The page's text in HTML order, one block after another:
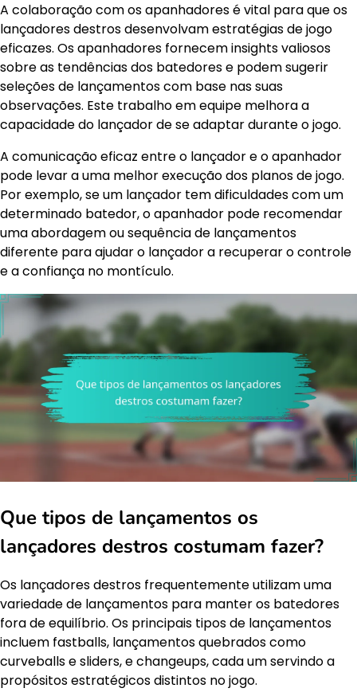
A colaboração com os apanhadores é vital para que os
lançadores destros desenvolvam estratégias de jogo
eficazes. Os apanhadores fornecem insights valiosos
sobre as tendências dos batedores e podem sugerir
seleções de lançamentos com base nas suas
observações. Este trabalho em equipe melhora a
capacidade do lançador de se adaptar durante o jogo.
A comunicação eficaz entre o lançador e o apanhador
pode levar a uma melhor execução dos planos de jogo.
Por exemplo, se um lançador tem dificuldades com um
determinado batedor, o apanhador pode recomendar
uma abordagem ou sequência de lançamentos
diferente para ajudar o lançador a recuperar o controle
e a confiança no montículo.
Que tipos de lançamentos os
lançadores destros costumam fazer?
Os lançadores destros frequentemente utilizam uma
variedade de lançamentos para manter os batedores
fora de equilíbrio. Os principais tipos de lançamentos
incluem fastballs, lançamentos quebrados como
curveballs e sliders, e changeups, cada um servindo a
propósitos estratégicos distintos no jogo.